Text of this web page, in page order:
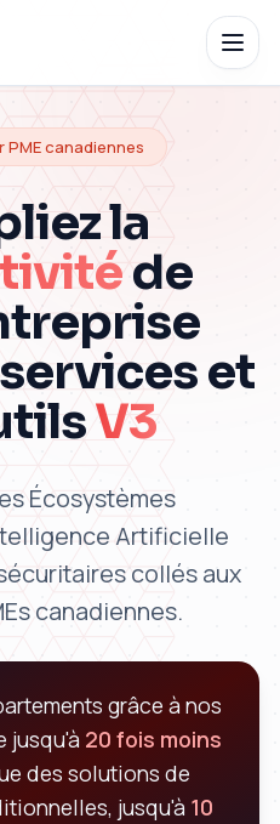
PME canadiennes
la
de
et
V3
Écosystèmes
Artificielle
collés aux
canadiennes.
grâce à nos
jusqu'à 20 fois moins
des solutions de
jusqu'à 10